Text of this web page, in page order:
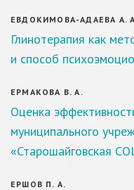
ЕВДОКИМОВА-АДАЕВА А.
Глинотерапия как
и способ
ЕРМАКОВА В. А.
Оценка
муниципального
«Старошайговская
ЕРШОВ П. А.